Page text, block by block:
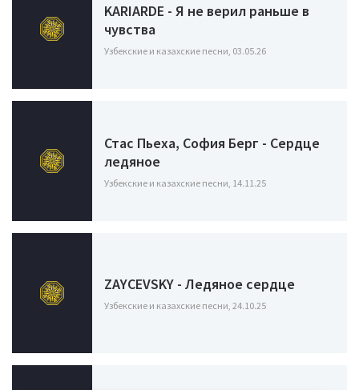
KARIARDE - Я не верил раньше в
чувства
Узбекские и казахские песни, 03.05.26
Стас Пьеха, София Берг - Сердце
ледяное
Узбекские и казахские песни, 14.11.25
ZAYCEVSKY - Ледяное сердце
Узбекские и казахские песни, 24.10.25